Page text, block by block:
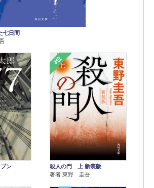
七日間
ン
3位
殺人の門 上 新装版
著者 東野 圭吾